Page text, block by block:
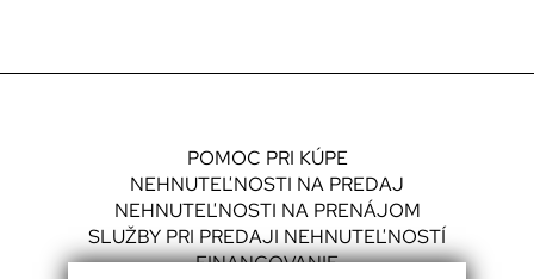
POMOC PRI KÚPE
NEHNUTEĽNOSTI NA PREDAJ
NEHNUTEĽNOSTI NA PRENÁJOM
SLUŽBY PRI PREDAJI NEHNUTEĽNOSTÍ
FINANCOVANIE